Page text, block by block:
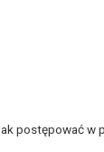
postępować w